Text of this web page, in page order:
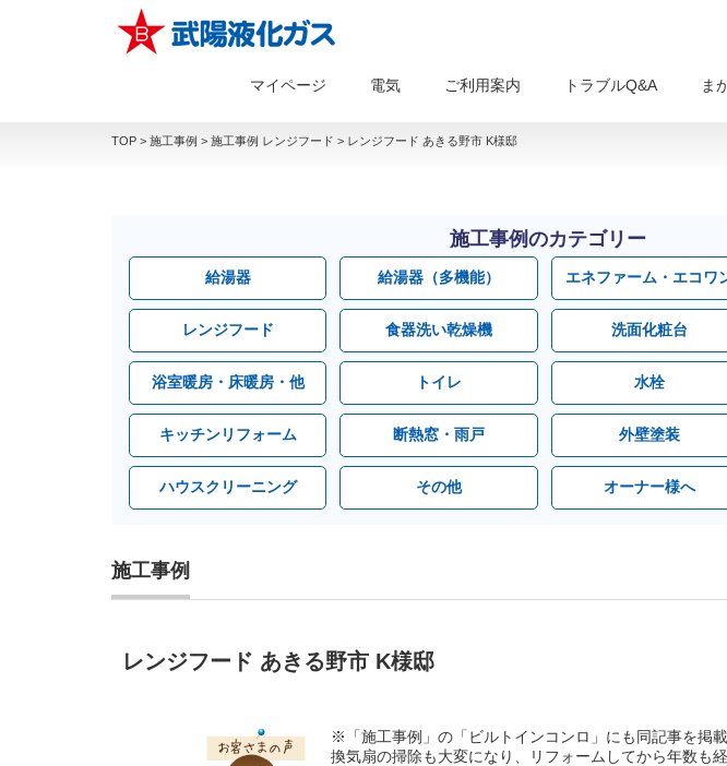
マイページ 電気 ご利用案内 トラブルQ&A ま
TOP > 施工事例 > 施工事例 レンジフード > レンジフード あきる野市 K様邸
施工事例のカテゴリー
給湯器 給湯器（多機能） エネファーム・エコワ
レンジフード 食器洗い乾燥機 洗面化粧台
浴室暖房・床暖房・他 トイレ 水栓
キッチンリフォーム 断熱窓・雨戸 外壁塗装
ハウスクリーニング その他 オーナー様へ
施工事例
レンジフード あきる野市 K様邸
※「施工事例」の「ビルトインコンロ」にも同記事を掲載
換気扇の掃除も大変になり、リフォームしてから年数も